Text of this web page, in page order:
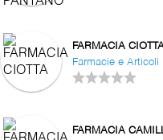
FARMACIA
Farmacie e Articoli
FARMACIA